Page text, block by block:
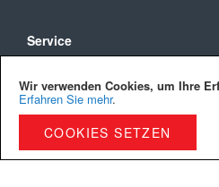
Wir verwenden Cookies, um Ihre
Erfahren Sie mehr.
COOKIES SETZEN
Service
Versandkosten und Lieferung
Privacy Policy